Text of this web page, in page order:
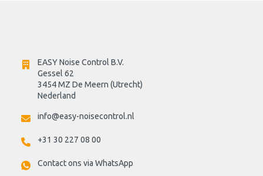
EASY Noise Control B.V.
Gessel 62
3454 MZ De Meern (Utrecht)
Nederland
info@easy-noisecontrol.nl
+31 30 227 08 00
Contact ons via WhatsApp